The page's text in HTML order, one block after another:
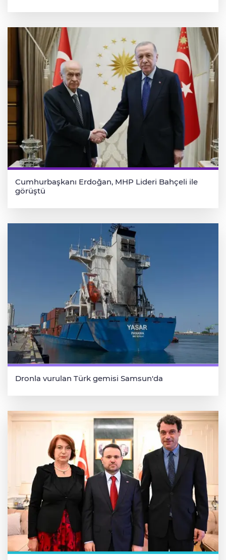
Cumhurbaşkanı Erdoğan, MHP Lideri Bahçeli ile
görüştü
Dronla vurulan Türk gemisi Samsun'da